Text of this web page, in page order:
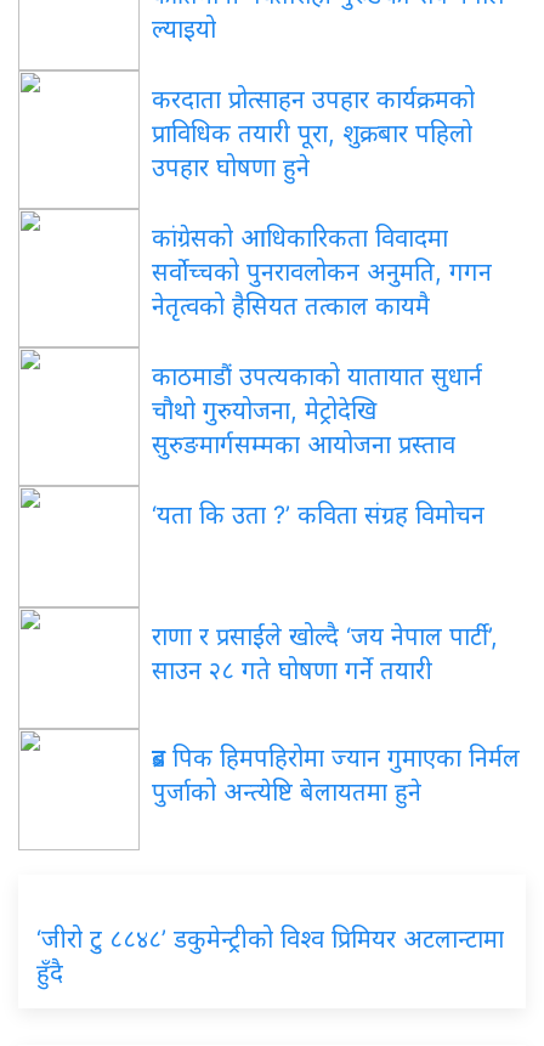
ल्याइयो
करदाता प्रोत्साहन उपहार कार्यक्रमको
प्राविधिक तयारी पूरा, शुक्रबार पहिलो
उपहार घोषणा हुने
कांग्रेसको आधिकारिकता विवादमा
सर्वोच्चको पुनरावलोकन अनुमति, गगन
नेतृत्वको हैसियत तत्काल कायमै
काठमाडौं उपत्यकाको यातायात सुधार्न
चौथो गुरुयोजना, मेट्रोदेखि
सुरुङमार्गसम्मका आयोजना प्रस्ताव
‘यता कि उता ?’ कविता संग्रह विमोचन
राणा र प्रसाईंले खोल्दै ‘जय नेपाल पार्टी’,
साउन २८ गते घोषणा गर्ने तयारी
ब्रड पिक हिमपहिरोमा ज्यान गुमाएका निर्मल
पुर्जाको अन्त्येष्टि बेलायतमा हुने
‘जीरो टु ८८४८’ डकुमेन्ट्रीको विश्व प्रिमियर अटलान्टामा
हुँदै